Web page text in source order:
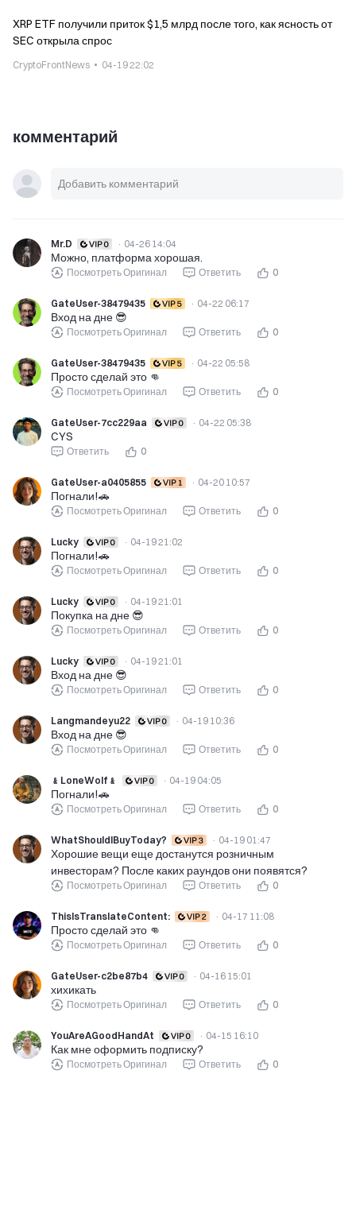
XRP ETF получили приток $1,5 млрд после того, как ясность от
SEC открыла спрос
CryptoFrontNews 04-19 22:02
комментарий
Mr.D · 04-26 14:04
Можно, платформа хорошая.
Посмотреть Оригинал Ответить 0
GateUser-38479435 · 04-22 06:17
Вход на дне 😎
Посмотреть Оригинал Ответить 0
GateUser-38479435 · 04-22 05:58
Просто сделай это 👊
Посмотреть Оригинал Ответить 0
GateUser-7cc229aa · 04-22 05:38
CYS
Ответить 0
GateUser-a0405855 · 04-20 10:57
Погнали!🚗
Посмотреть Оригинал Ответить 0
Lucky · 04-19 21:02
Погнали!🚗
Посмотреть Оригинал Ответить 0
Lucky · 04-19 21:01
Покупка на дне 😎
Посмотреть Оригинал Ответить 0
Lucky · 04-19 21:01
Вход на дне 😎
Посмотреть Оригинал Ответить 0
Langmandeyu22 · 04-19 10:36
Вход на дне 😎
Посмотреть Оригинал Ответить 0
﹠LoneWolf﹠ · 04-19 04:05
Погнали!🚗
Посмотреть Оригинал Ответить 0
WhatShouldIBuyToday? · 04-19 01:47
Хорошие вещи еще достанутся розничным
инвесторам? После каких раундов они появятся?
Посмотреть Оригинал Ответить 0
ThisIsTranslateContent: · 04-17 11:08
Просто сделай это 👊
Посмотреть Оригинал Ответить 0
GateUser-c2be87b4 · 04-16 15:01
хихикать
Посмотреть Оригинал Ответить 0
YouAreAGoodHandAt · 04-15 16:10
Как мне оформить подписку?
Посмотреть Оригинал Ответить 0